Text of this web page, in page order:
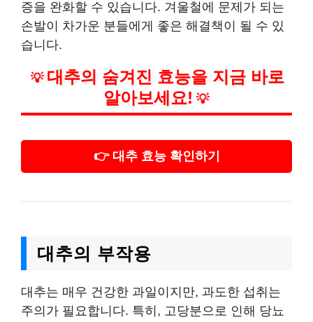
증을 완화할 수 있습니다. 겨울철에 문제가 되는
손발이 차가운 분들에게 좋은 해결책이 될 수 있
습니다.
💡 대추의 숨겨진 효능을 지금 바로
알아보세요! 💡
👉 대추 효능 확인하기
대추의 부작용
대추는 매우 건강한 과일이지만, 과도한 섭취는
주의가 필요합니다. 특히, 고당분으로 인해 당뇨